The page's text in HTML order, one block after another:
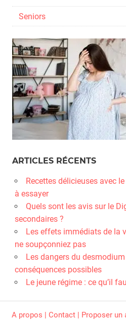
Seniors
ARTICLES RÉCENTS
Recettes délicieuses avec
à essayer
Quels sont les avis sur le
secondaires ?
Les effets immédiats de la
ne soupçonniez pas
Les dangers du
conséquences possibles
Le jeune régime : ce qu’il
A propos | Contact | Proposer